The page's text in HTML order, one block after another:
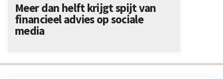
Meer dan helft krijgt spijt van
financieel advies op sociale
media